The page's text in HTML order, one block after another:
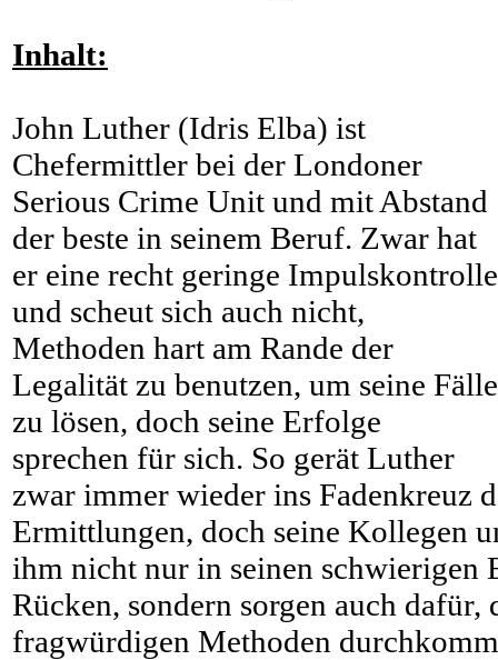
Inhalt:
John Luther (Idris Elba) ist
Chefermittler bei der Londoner
Serious Crime Unit und mit Abstand
der beste in seinem Beruf. Zwar hat
er eine recht geringe Impulskontrolle
und scheut sich auch nicht,
Methoden hart am Rande der
Legalität zu benutzen, um seine Fälle
zu lösen, doch seine Erfolge
sprechen für sich. So gerät Luther
zwar immer wieder ins Fadenkreuz
Ermittlungen, doch seine Kollegen
ihm nicht nur in seinen schwierigen
Rücken, sondern sorgen auch dafür,
fragwürdigen Methoden